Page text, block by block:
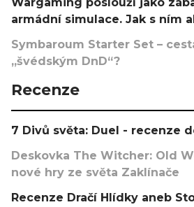
armádní simulace. Jak s ním
Symbaroum Starter Set –
„švédským DnD“?
Recenze
7 Divů světa: Duel - recenze
Deskovka The Witcher: Old
nové hry ze světa Zaklínače
Recenze Dračí Hlídky aneb